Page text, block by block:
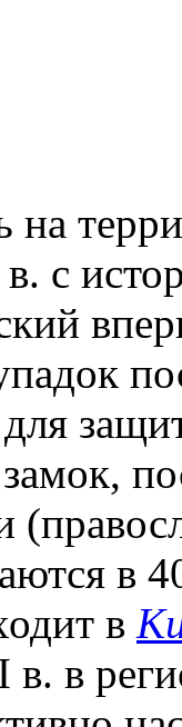
на
в. с
в
в
в